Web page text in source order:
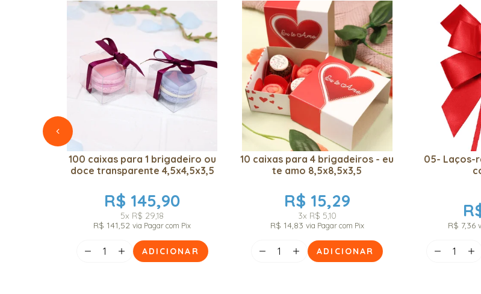
100 caixas para 1 brigadeiro ou
doce transparente 4,5x4,5x3,5
R$ 145,90
5x R$ 29,18
R$ 141,52via Pagar com Pix
ADICIONAR
10 caixas para 4 brigadeiros - eu
te amo 8,5x8,5x3,5
R$ 15,29
3x R$ 5,10
R$ 14,83 via Pagar com Pix
ADICIONAR
05- Laços-
R$ 7,36